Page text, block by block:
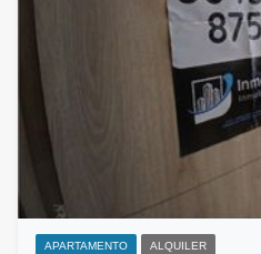
APARTAMENTO ALQUILER